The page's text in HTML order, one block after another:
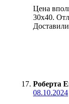
Цена
30х40.
Роберта
08.10.2024